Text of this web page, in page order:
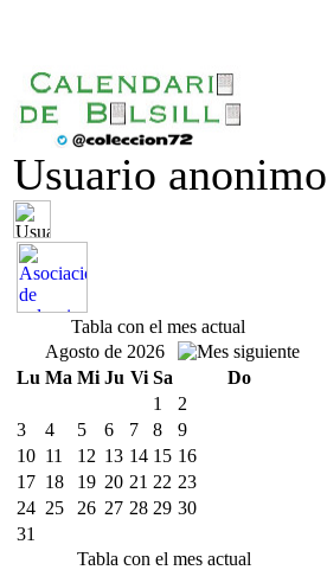
Usuario anonimo
Tabla con el mes actual
Agosto de 2026
Lu Ma Mi Ju Vi Sa
Do
1
2
3
4 5 6 7 8
9
10 11 12 13 14 15 16
17 18 19 20 21 22 23
24 25 26 27 28 29 30
31
Tabla con el mes actual